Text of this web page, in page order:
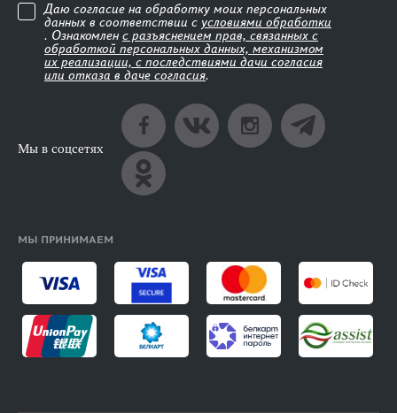
Даю согласие на обработку моих персональных
данных в соответствии с условиями обработки
. Ознакомлен с разъяснением прав, связанных с
обработкой персональных данных, механизмом
их реализации, с последствиями дачи согласия
или отказа в даче согласия.
Мы в соцсетях
МЫ ПРИНИМАЕМ